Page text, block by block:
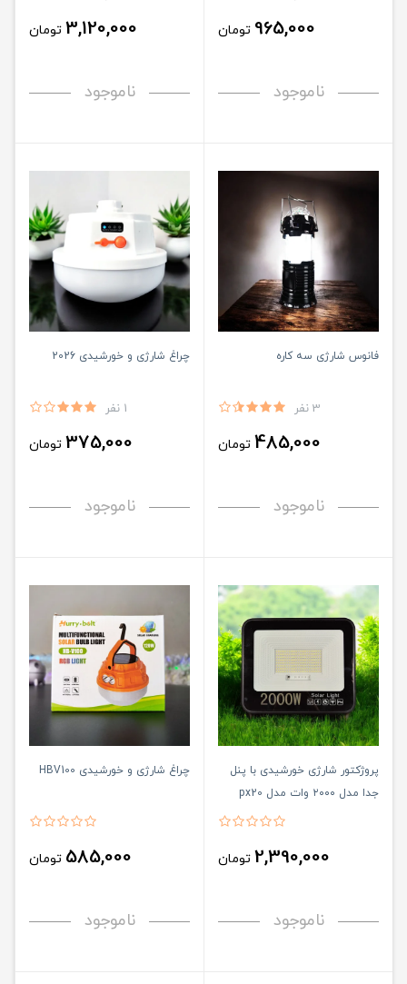
965,000 تومان
ناموجود
3,120,000 تومان
ناموجود
فانوس شارژی سه کاره
3 نفر
485,000 تومان
ناموجود
چراغ شارژی و خورشیدی 2026
1 نفر
375,000 تومان
ناموجود
پروژکتور شارژی خورشیدی با پنل
جدا مدل ۲۰۰۰ وات مدل px20
2,390,000 تومان
ناموجود
چراغ شارژی و خورشیدی HBV100
585,000 تومان
ناموجود